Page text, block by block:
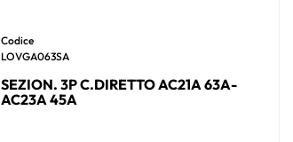
Codice
LOVGA063SA
SEZION. 3P C.DIRETTO AC21A 63A-
AC23A 45A